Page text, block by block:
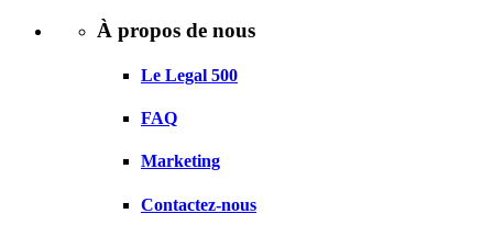
À propos de nous
Le Legal 500
FAQ
Marketing
Contactez-nous